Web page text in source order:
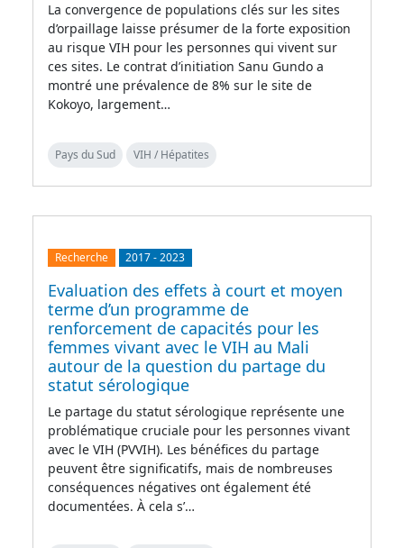
La convergence de populations clés sur les sites
d’orpaillage laisse présumer de la forte exposition
au risque VIH pour les personnes qui vivent sur
ces sites. Le contrat d’initiation Sanu Gundo a
montré une prévalence de 8% sur le site de
Kokoyo, largement…
Pays du Sud VIH / Hépatites
Recherche 2017-2023
Evaluation des effets à court et moyen
terme d’un programme de
renforcement de capacités pour les
femmes vivant avec le VIH au Mali
autour de la question du partage du
statut sérologique
Le partage du statut sérologique représente une
problématique cruciale pour les personnes vivant
avec le VIH (PVVIH). Les bénéfices du partage
peuvent être significatifs, mais de nombreuses
conséquences négatives ont également été
documentées. À cela s’…